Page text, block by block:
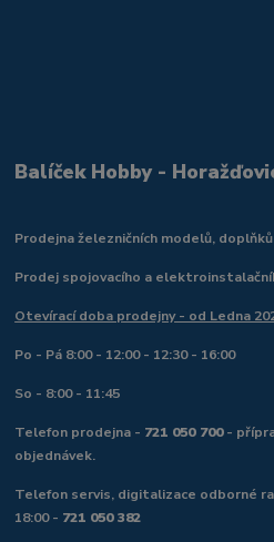
Balíček Hobby -
Prodejna železničních modelů,
Prodej spojovacího a
Otevírací doba prodejny - od Ledna
Po - Pá 8:00 - 12:00 - 12:30 - 16:00
So - 8:00 - 11:45
Telefon prodejna - 721 050 700-
objednávek.
Telefon servis, digitalizace odborné
18:00 - 721 050 382